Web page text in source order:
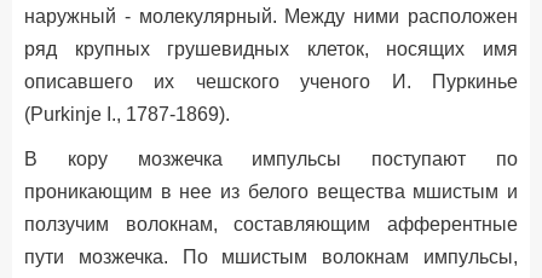
наружный - молекулярный. Между ними расположен
ряд крупных грушевидных клеток, носящих имя
описавшего их чешского ученого И. Пуркинье
(Purkinje I., 1787-1869).
В кору мозжечка импульсы поступают по
проникающим в нее из белого вещества мшистым и
ползучим волокнам, составляющим афферентные
пути мозжечка. По мшистым волокнам импульсы,